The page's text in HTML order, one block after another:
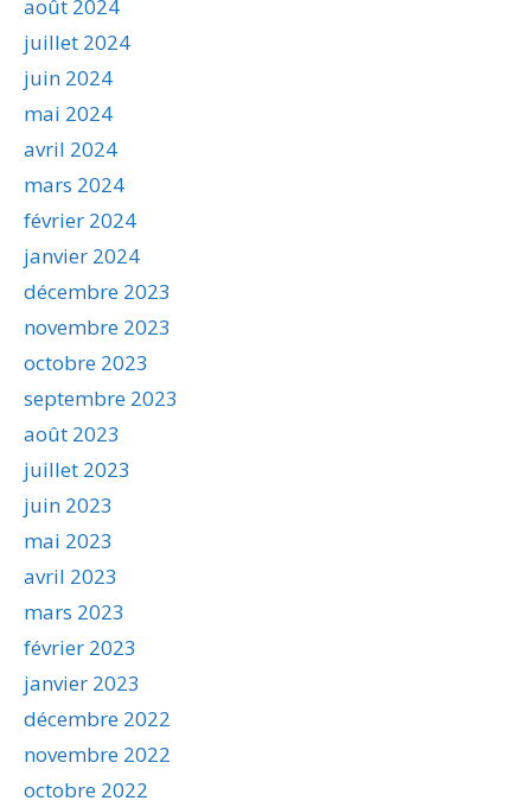
août 2024
juillet 2024
juin 2024
mai 2024
avril 2024
mars 2024
février 2024
janvier 2024
décembre 2023
novembre 2023
octobre 2023
septembre 2023
août 2023
juillet 2023
juin 2023
mai 2023
avril 2023
mars 2023
février 2023
janvier 2023
décembre 2022
novembre 2022
octobre 2022